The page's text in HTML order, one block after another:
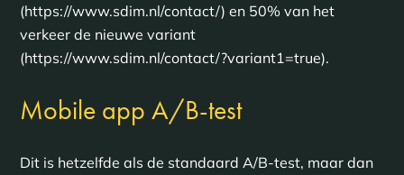
(https://www.sdim.nl/contact/) en 50% van het
verkeer de nieuwe variant
(https://www.sdim.nl/contact/?variant1=true).
Mobile app A/B-test
Dit is hetzelfde als de standaard A/B-test, maar dan